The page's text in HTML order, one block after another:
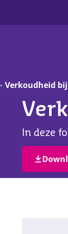
Verkoudheid
In deze